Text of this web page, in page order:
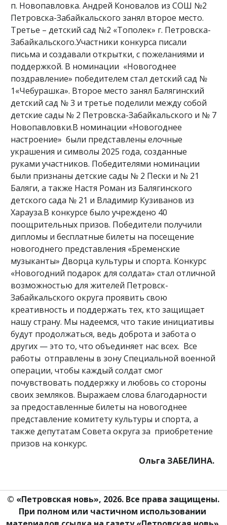
п. Новопавловка. Андрей Коновалов из СОШ №2
Петровска-Забайкальского занял второе место.
Третье – детский сад №2 «Тополек» г. Петровска-
Забайкальского.Участники конкурса писали
письма и создавали открытки, с пожеланиями и
поддержкой. В номинации «Новогоднее
поздравление» победителем стал детский сад №
1«Чебурашка». Второе место занял Балягинский
детский сад № 3 и третье поделили между собой
детские сады № 2 Петровска-Забайкальского и № 7
Новопавловки.В номинации «Новогоднее
настроение» были представлены елочные
украшения и символы 2025 года, созданные
руками участников. Победителями номинации
были признаны детские сады № 2 Пески и № 21
Баляги, а также Настя Роман из Балягинского
детского сада № 21 и Владимир Кузиванов из
Харауза.В конкурсе было учреждено 40
поощрительных призов. Победители получили
дипломы и бесплатные билеты на посещение
новогоднего представления «Бременские
музыканты» Дворца культуры и спорта. Конкурс
«Новогодний подарок для солдата» стал отличной
возможностью для жителей Петровск-
Забайкальского округа проявить свою
креативность и поддержать тех, кто защищает
нашу страну. Мы надеемся, что такие инициативы
будут продолжаться, ведь доброта и забота о
других — это то, что объединяет нас всех. Все
работы отправлены в зону Специальной военной
операции, чтобы каждый солдат смог
почувствовать поддержку и любовь со стороны
своих земляков. Выражаем слова благодарности
за предоставленные билеты на новогоднее
представление комитету культуры и спорта, а
также депутатам Совета округа за приобретение
призов на конкурс.
Ольга ЗАБЕЛИНА.
© «Петровская новь», 2026. Все права защищены.
При полном или частичном использовании